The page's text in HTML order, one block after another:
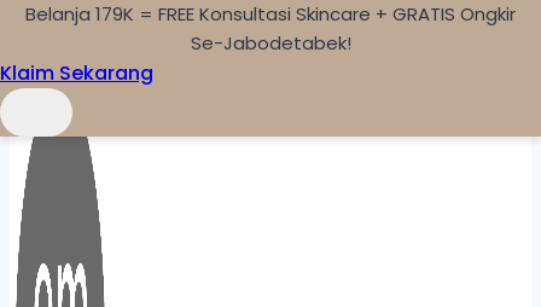
Skip to content
Belanja 179K = FREE Konsultasi Skincare + GRATIS Ongkir
Se-Jabodetabek!
Klaim Sekarang